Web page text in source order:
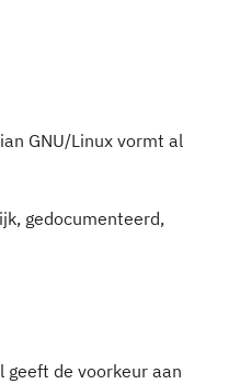
GNU/Linux vormt al
gedocumenteerd,
de voorkeur aan